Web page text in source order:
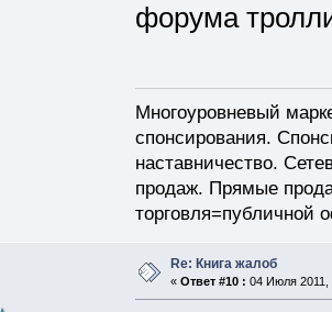
форума
Многоуровневый
спонсирования.
наставничество.
продаж. Прямые
торговля=публичной
Re: Книга жалоб
« Ответ #10 : 04 Июля 2011,